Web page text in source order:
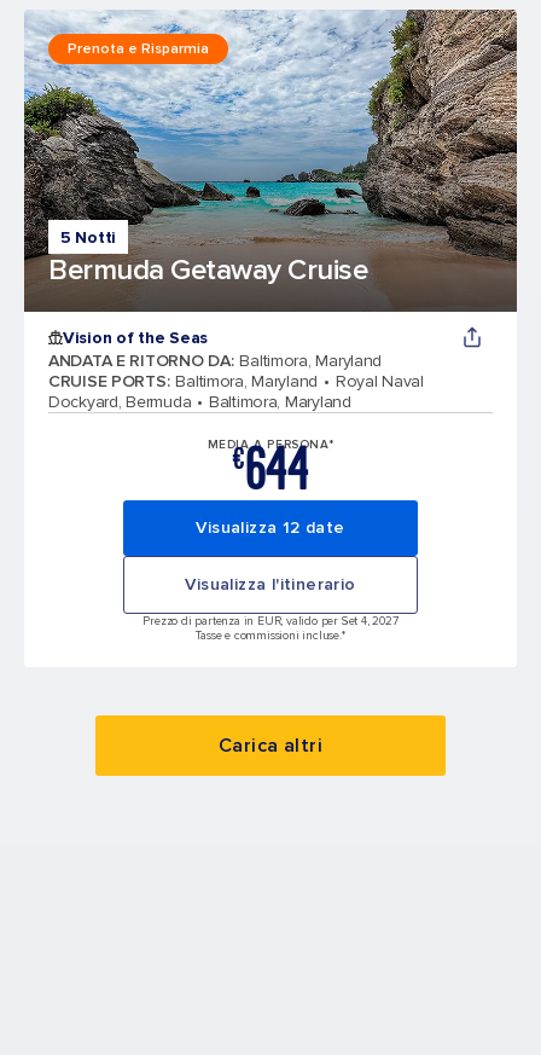
5 Notti
Bermuda Getaway Cruise
Prenota e Risparmia
Vision of the Seas
ANDATA E RITORNO DA: Baltimora, Maryland
CRUISE PORTS: Baltimora, Maryland
Royal Naval
Dockyard, Bermuda
Baltimora, Maryland
MEDIA A PERSONA*
€644
Visualizza 12 date
Visualizza l'itinerario
Prezzo di partenza in EUR, valido per Set 4, 2027
Tasse e commissioni incluse.*
Carica altri